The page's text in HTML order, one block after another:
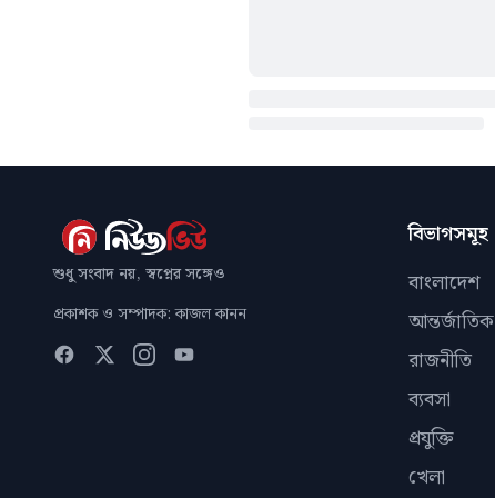
শুধু সংবাদ নয়, স্বপ্নের সঙ্গেও
প্রকাশক ও সম্পাদক: কাজল কানন
বিভাগসমূহ
বাংলাদেশ
আন্তর্জাতিক
রাজনীতি
ব্যবসা
প্রযুক্তি
খেলা